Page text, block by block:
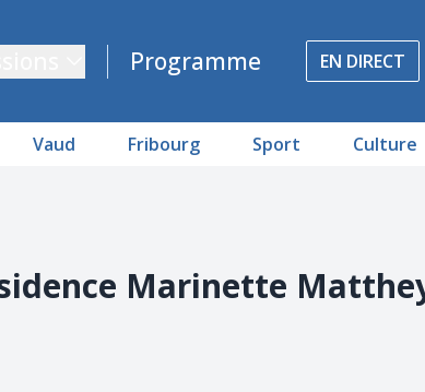
Programme EN DIRECT
Vaud Fribourg Sport Culture
Marinette